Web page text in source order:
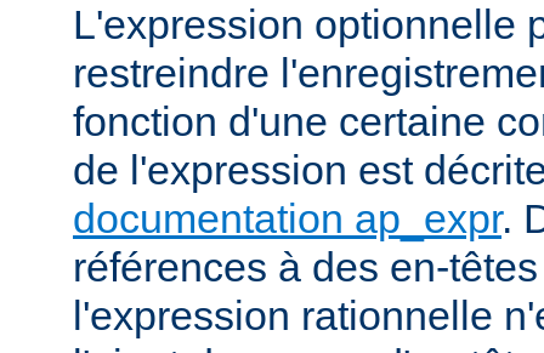
L'expression optionnelle
restreindre
fonction d'une certaine
de l'expression est
documentation ap_expr.
références à des en-
l'expression rationnelle